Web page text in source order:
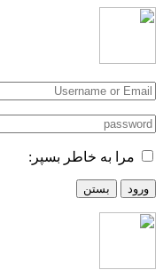
مرا به خاطر بسپر:
ورود بستن